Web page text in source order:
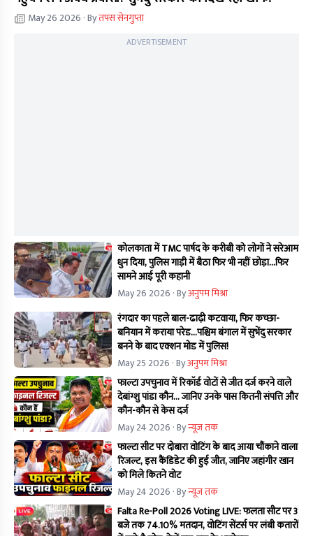
May 26 2026 · Byतपस सेनगुप्ता
ADVERTISEMENT
कोलकाता में TMC पार्षद के करीबी को लोगों ने सरेआम
धुन दिया, पुलिस गाड़ी में बैठा फिर भी नहीं छोड़ा...फिर
सामने आई पूरी कहानी
May 26 2026 · Byअनुपम मिश्रा
रंगदार का पहले बाल-ढाढ़ी कटवाया, फिर कच्छा-
बनियान में कराया परेड...पश्चिम बंगाल में सुभेंदु सरकार
बनने के बाद एक्शन मोड में पुलिस!
May 25 2026 · Byअनुपम मिश्रा
फाल्टा उपचुनाव में रिकॉर्ड वोटों से जीत दर्ज करने वाले
देबांग्शु पांडा कौन… जानिए उनके पास कितनी संपत्ति और
कौन-कौन से केस दर्ज
May 24 2026 · Byन्यूज तक
फाल्टा सीट पर दोबारा वोटिंग के बाद आया चौंकाने वाला
रिजल्ट, इस कैंडिडेट की हुई जीत, जानिए जहांगीर खान
को मिले कितने वोट
May 24 2026 · Byन्यूज तक
Falta Re-Poll 2026 Voting LIVE: फलता सीट पर 3
बजे तक 74.10% मतदान, वोटिंग सेंटर्स पर लंबी कतारों